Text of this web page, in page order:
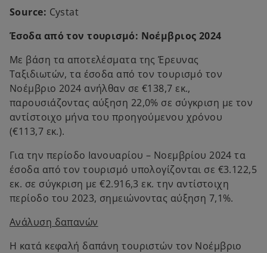
Source: Cystat
Έσοδα από τον τουρισμό: Νοέμβριος 2024
Με βάση τα αποτελέσματα της Έρευνας
Ταξιδιωτών, τα έσοδα από τον τουρισμό τον
Νοέμβριο 2024 ανήλθαν σε €138,7 εκ.,
παρουσιάζοντας αύξηση 22,0% σε σύγκριση με τον
αντίστοιχο μήνα του προηγούμενου χρόνου
(€113,7 εκ.).
Για την περίοδο Ιανουαρίου – Νοεμβρίου 2024 τα
έσοδα από τον τουρισμό υπολογίζονται σε €3.122,5
εκ. σε σύγκριση με €2.916,3 εκ. την αντίστοιχη
περίοδο του 2023, σημειώνοντας αύξηση 7,1%.
Ανάλυση δαπανών
H κατά κεφαλή δαπάνη τουριστών τον Νοέμβριο